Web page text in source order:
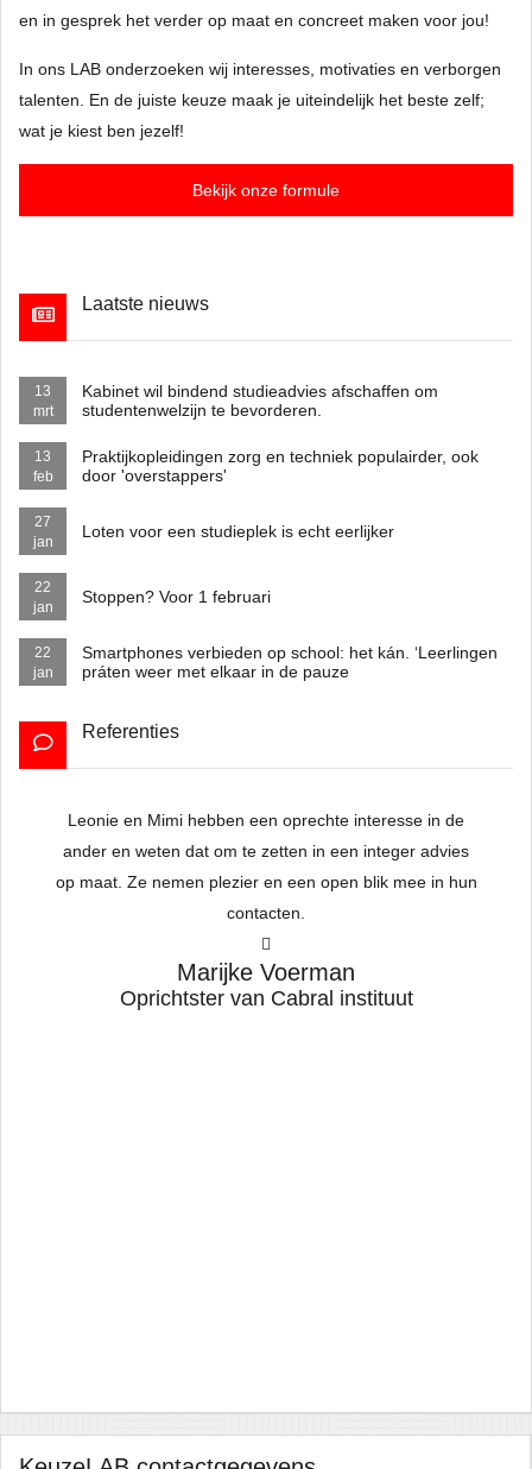
en in gesprek het verder op maat en concreet maken voor jou!
In ons LAB onderzoeken wij interesses, motivaties en verborgen
talenten. En de juiste keuze maak je uiteindelijk het beste zelf;
wat je kiest ben jezelf!
Bekijk onze formule
Laatste nieuws
Kabinet wil bindend studieadvies afschaffen om
studentenwelzijn te bevorderen.
13
mrt
Praktijkopleidingen zorg en techniek populairder, ook
door 'overstappers'
13
feb
Loten voor een studieplek is echt eerlijker
27
jan
Stoppen? Voor 1 februari
22
jan
Smartphones verbieden op school: het kán. ‘Leerlingen
práten weer met elkaar in de pauze
22
jan
Referenties
Leonie en Mimi hebben een oprechte interesse in de
ander en weten dat om te zetten in een integer advies
op maat. Ze nemen plezier en een open blik mee in hun
contacten.
Marijke Voerman
Oprichtster van Cabral instituut